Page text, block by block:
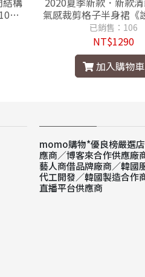
氣感裁剪格子半身裙《
00%保證品質佳》
已銷售：106
NT$1290
加入購物車
momo購物*優良榜嚴選
應商／博客來合作供應廠
藝人商借品牌廠商／韓國
代工開發／韓國製造合作
直播平台供應商